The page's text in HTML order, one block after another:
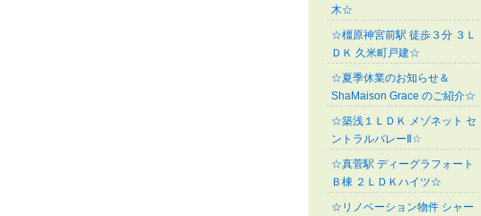
木☆
☆橿原神宮前駅 徒歩３分 ３Ｌ
ＤＫ 久米町戸建☆
☆夏季休業のお知らせ＆
ShaMaison Grace のご紹介☆
☆築浅１ＬＤＫ メゾネット セ
ントラルバレーⅡ☆
☆真菅駅 ディーグラフォート
Ｂ棟 ２ＬＤＫハイツ☆
☆リノベーション物件 シャー